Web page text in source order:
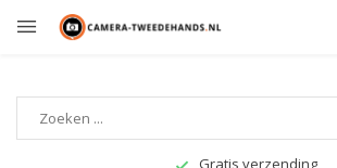
Gratis verzending